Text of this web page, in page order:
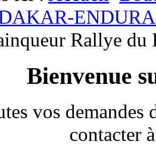
Rallye du
Bienvenue
vos
contacter